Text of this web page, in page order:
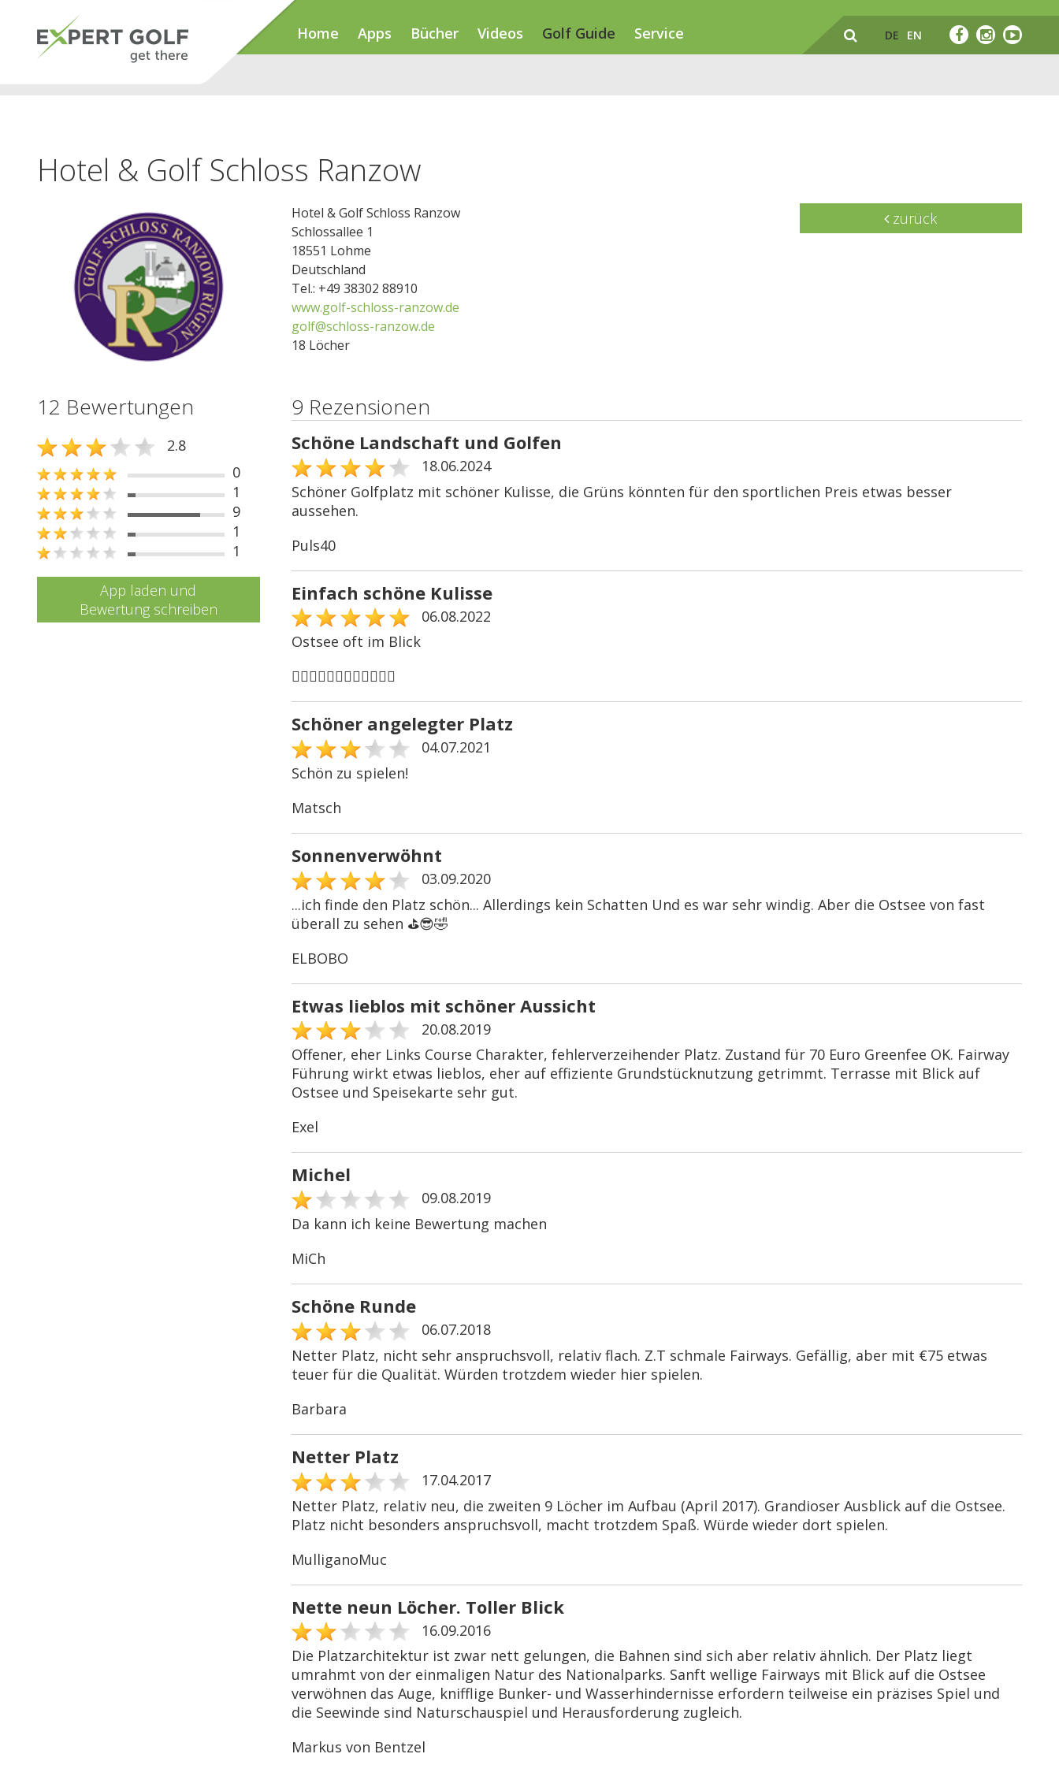
Home Apps Bücher Videos Golf Guide Service DE EN
Hotel & Golf Schloss Ranzow
Hotel & Golf Schloss Ranzow
Schlossallee 1
18551 Lohme
Deutschland
Tel.: +49 38302 88910
www.golf-schloss-ranzow.de
golf@schloss-ranzow.de
18 Löcher
zurück
12 Bewertungen
2.8
0
1
9
1
1
App laden und
Bewertung schreiben
9 Rezensionen
Schöne Landschaft und Golfen
18.06.2024
Schöner Golfplatz mit schöner Kulisse, die Grüns könnten für den sportlichen Preis etwas besser
aussehen.
Puls40
Einfach schöne Kulisse
06.08.2022
Ostsee oft im Blick
🏌🏻‍♂️🏌🏻‍♂️🏌🏻‍♂️🏌🏻‍♂️
Schöner angelegter Platz
04.07.2021
Schön zu spielen!
Matsch
Sonnenverwöhnt
03.09.2020
...ich finde den Platz schön... Allerdings kein Schatten Und es war sehr windig. Aber die Ostsee von fast
überall zu sehen ⛳️😎🤣
ELBOBO
Etwas lieblos mit schöner Aussicht
20.08.2019
Offener, eher Links Course Charakter, fehlerverzeihender Platz. Zustand für 70 Euro Greenfee OK. Fairway
Führung wirkt etwas lieblos, eher auf effiziente Grundstücknutzung getrimmt. Terrasse mit Blick auf
Ostsee und Speisekarte sehr gut.
Exel
Michel
09.08.2019
Da kann ich keine Bewertung machen
MiCh
Schöne Runde
06.07.2018
Netter Platz, nicht sehr anspruchsvoll, relativ flach. Z.T schmale Fairways. Gefällig, aber mit €75 etwas
teuer für die Qualität. Würden trotzdem wieder hier spielen.
Barbara
Netter Platz
17.04.2017
Netter Platz, relativ neu, die zweiten 9 Löcher im Aufbau (April 2017). Grandioser Ausblick auf die Ostsee.
Platz nicht besonders anspruchsvoll, macht trotzdem Spaß. Würde wieder dort spielen.
MulliganoMuc
Nette neun Löcher. Toller Blick
16.09.2016
Die Platzarchitektur ist zwar nett gelungen, die Bahnen sind sich aber relativ ähnlich. Der Platz liegt
umrahmt von der einmaligen Natur des Nationalparks. Sanft wellige Fairways mit Blick auf die Ostsee
verwöhnen das Auge, knifflige Bunker- und Wasserhindernisse erfordern teilweise ein präzises Spiel und
die Seewinde sind Naturschauspiel und Herausforderung zugleich.
Markus von Bentzel